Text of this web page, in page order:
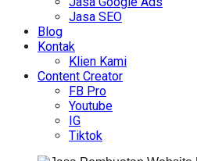
Jasa SEO
Blog
Kontak
Klien Kami
Content Creator
FB Pro
Youtube
IG
Tiktok